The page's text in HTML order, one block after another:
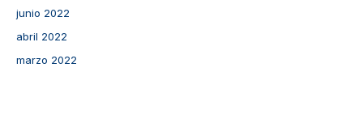
junio 2022
abril 2022
marzo 2022